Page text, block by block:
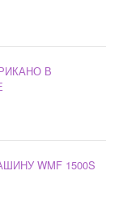
В
WMF 1500S